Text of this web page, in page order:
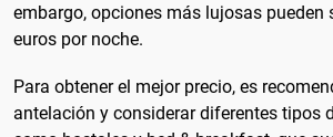
embargo, opciones más lujosas pueden
euros por noche.
Para obtener el mejor precio, es
antelación y considerar diferentes tipos